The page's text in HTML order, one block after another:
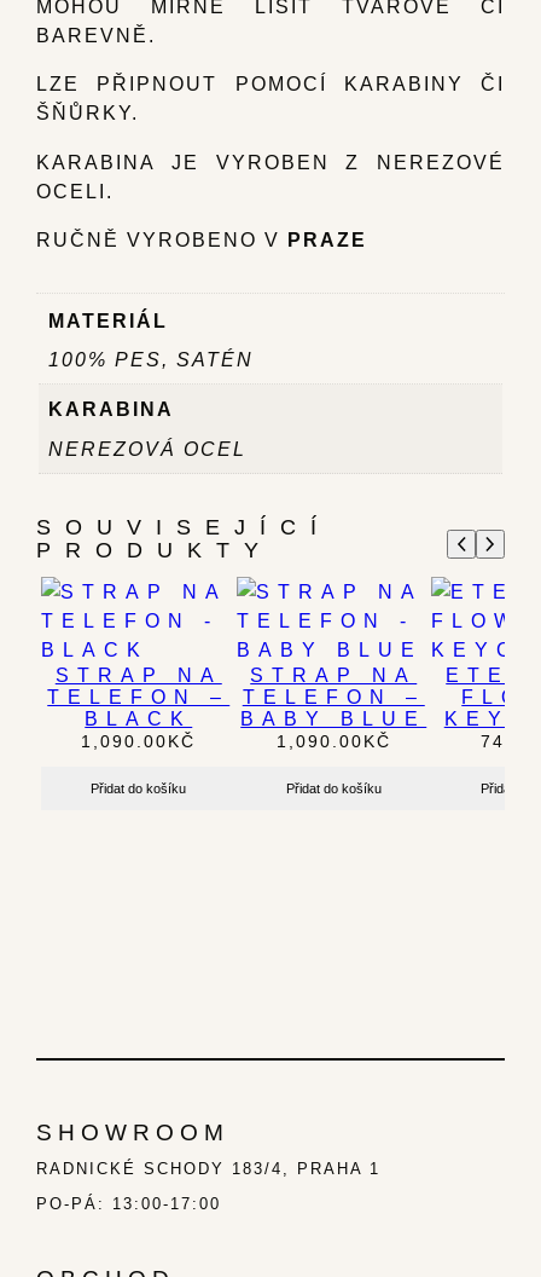
MOHOU MÍRNĚ LIŠIT TVAROVĚ ČI
BAREVNĚ.
LZE PŘIPNOUT POMOCÍ KARABINY ČI
ŠŇŮRKY.
KARABINA JE VYROBEN Z NEREZOVÉ
OCELI.
RUČNĚ VYROBENO V PRAZE
MATERIÁL
100% PES, SATÉN
KARABINA
NEREZOVÁ OCEL
SOUVISEJÍCÍ
PRODUKTY
STRAP NA
TELEFON –
BLACK
1,090.00KČ
Přidat do košíku
STRAP NA
TELEFON –
BABY BLUE
1,090.00KČ
Přidat do košíku Přidat do
SHOWROOM
RADNICKÉ SCHODY 183/4, PRAHA 1
PO-PÁ: 13:00-17:00